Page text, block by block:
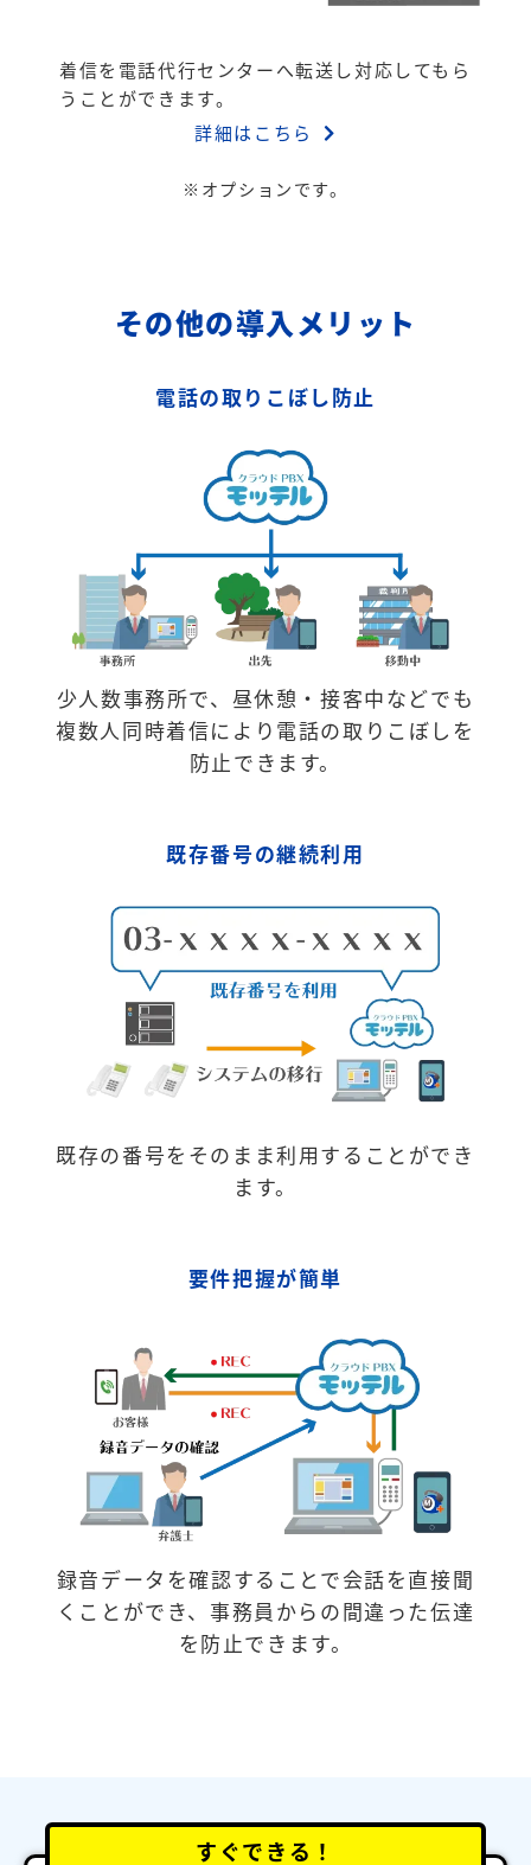
着信を電話代行センターへ転送し対応してもら
うことができます。
詳細はこちら
※オプションです。
その他の導入メリット
電話の取りこぼし防止
少人数事務所で、昼休憩・接客中などでも
複数人同時着信により電話の取りこぼしを
防止できます。
既存番号の継続利用
既存の番号をそのまま利用することができ
ます。
要件把握が簡単
録音データを確認することで会話を直接聞
くことができ、事務員からの間違った伝達
を防止できます。
すぐできる！